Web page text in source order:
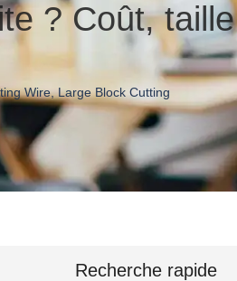
? Coût,
Wire,Large Block Cutting
Recherche rapide